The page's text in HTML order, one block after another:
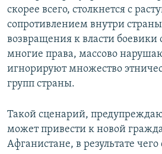
скорее всего, столкнется с
сопротивлением внутри
возвращения к власти
многие права, массово
игнорируют множество
групп страны.
Такой сценарий,
может привести к новой
Афганистане, в результате чего